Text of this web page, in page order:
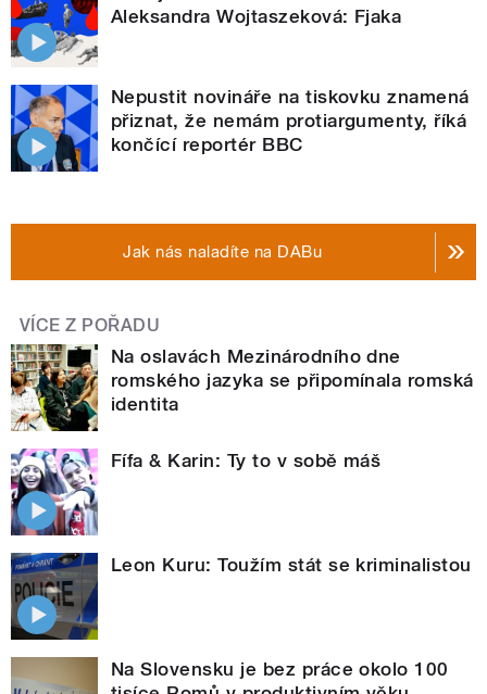
Aleksandra Wojtaszeková: Fjaka
Nepustit novináře na tiskovku znamená
přiznat, že nemám protiargumenty, říká
končící reportér BBC
Jak nás naladíte na DABu
VÍCE Z POŘADU
Na oslavách Mezinárodního dne
romského jazyka se připomínala romská
identita
Fífa & Karin: Ty to v sobě máš
Leon Kuru: Toužím stát se kriminalistou
Na Slovensku je bez práce okolo 100